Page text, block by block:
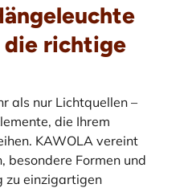
die richtige
als nur Lichtquellen –
die Ihrem
KAWOLA vereint
besondere Formen und
zu einzigartigen